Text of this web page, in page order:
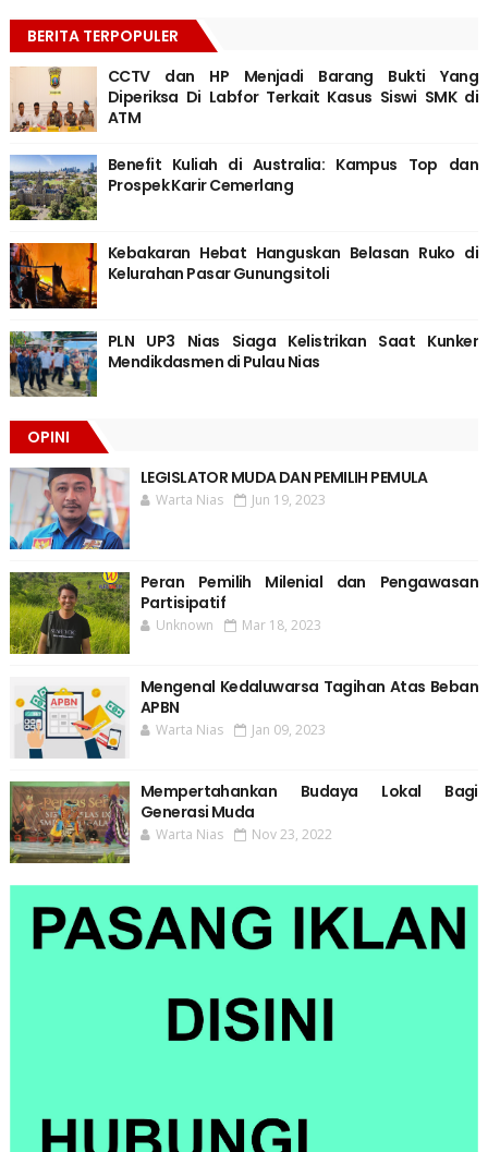
BERITA TERPOPULER
CCTV dan HP Menjadi Barang Bukti Yang
Diperiksa Di Labfor Terkait Kasus Siswi SMK di
ATM
Benefit Kuliah di Australia: Kampus Top dan
Prospek Karir Cemerlang
Kebakaran Hebat Hanguskan Belasan Ruko di
Kelurahan Pasar Gunungsitoli
PLN UP3 Nias Siaga Kelistrikan Saat Kunker
Mendikdasmen di Pulau Nias
OPINI
LEGISLATOR MUDA DAN PEMILIH PEMULA
Warta Nias Jun 19, 2023
Peran Pemilih Milenial dan Pengawasan
Partisipatif
Unknown Mar 18, 2023
Mengenal Kedaluwarsa Tagihan Atas Beban
APBN
Warta Nias Jan 09, 2023
Mempertahankan Budaya Lokal Bagi
Generasi Muda
Warta Nias Nov 23, 2022